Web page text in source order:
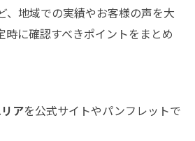
、地域での実績やお客様の声を大
時に確認すべきポイントをまとめ
アを公式サイトやパンフレットで